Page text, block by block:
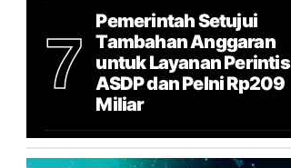
7
Pemerintah Setujui
Tambahan Anggaran
untuk Layanan Perintis
ASDP dan Pelni Rp209
Miliar